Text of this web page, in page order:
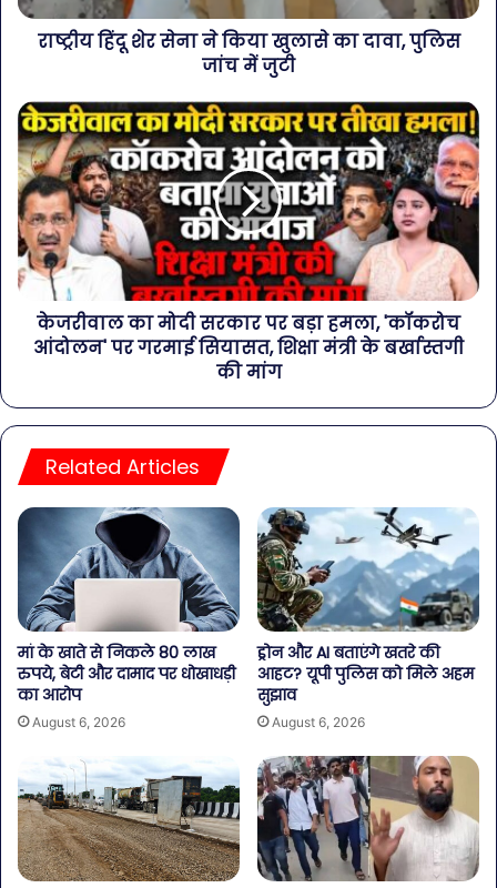
राष्ट्रीय हिंदू शेर सेना ने किया खुलासे का दावा, पुलिस
जांच में जुटी
केजरीवाल का मोदी सरकार पर बड़ा हमला, 'कॉकरोच
आंदोलन' पर गरमाई सियासत, शिक्षा मंत्री के बर्खास्तगी
की मांग
Related Articles
मां के खाते से निकले 80 लाख
रुपये, बेटी और दामाद पर धोखाधड़ी
का आरोप
August 6, 2026
ड्रोन और AI बताएंगे खतरे की
आहट? यूपी पुलिस को मिले अहम
सुझाव
August 6, 2026